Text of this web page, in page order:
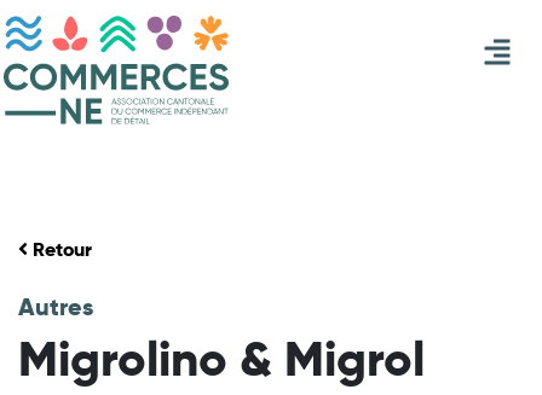
Retour
Autres
Migrolino & Migrol